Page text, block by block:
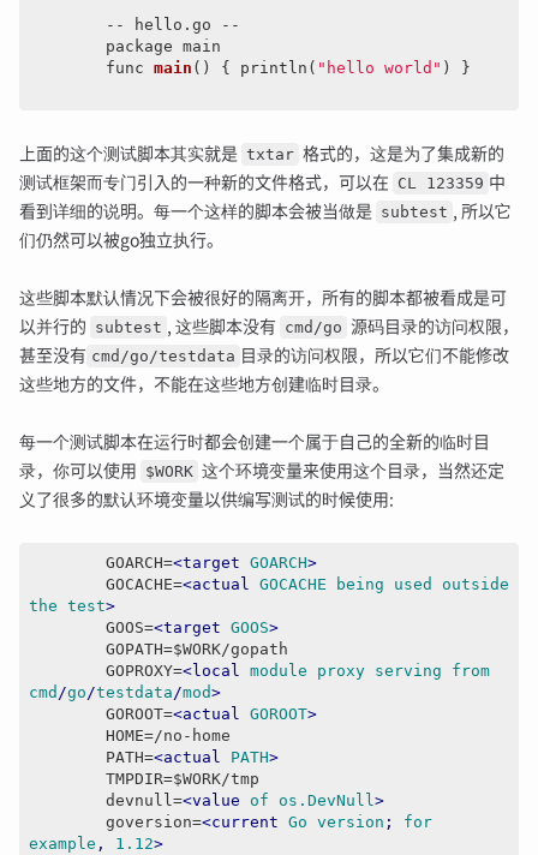
package main
	func
main () { println( "hello world" ) }
上面的这个测试脚本其实就是 txtar 格式的，这是为了集成新的
测试框架而专门引入的一种新的文件格式，可以在
CL 123359 中
看到详细的说明。每一个这样的脚本会被当做是
subtest
, 所以它
们仍然可以被go独立执行。
这些脚本默认情况下会被很好的隔离开，所有的脚本都被看成是可
以并行的
subtest , 这些脚本没有 cmd/go
源码目录的访问权限，
甚至没有 cmd/go/testdata 目录的访问权限，所以它们不能修改
这些地方的文件，不能在这些地方创建临时目录。
每一个测试脚本在运行时都会创建一个属于自己的全新的临时目
录，你可以使用
$WORK 这个环境变量来使用这个目录，当然还定
义了很多的默认环境变量以供编写测试的时候使用:
	GOARCH=
<target GOARCH>
	GOCACHE=
<actual GOCACHE being used
outside
the test>
	GOOS=
<target GOOS>
	GOPROXY=
<local module proxy serving
from
cmd /go/testdata/mod>
	GOROOT=
<actual GOROOT>
	PATH=
<actual PATH>
	devnull=
<value of os.DevNull>
	goversion=
<current Go version ; for
example , 1.12>